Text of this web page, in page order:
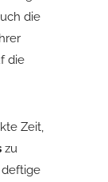
die
die
Zeit,
zu
deftige